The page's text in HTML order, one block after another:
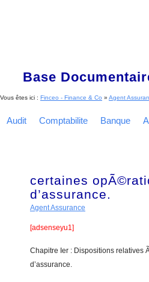
Base
Vous êtes ici : Finceo - Finance & Co » Agent
Audit Comptabilite Banque
certaines
d’assurance.
Agent Assurance
[adsenseyu1]
Chapitre Ier : Dispositions
d’assurance.